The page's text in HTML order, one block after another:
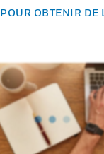
OBTENIR DE